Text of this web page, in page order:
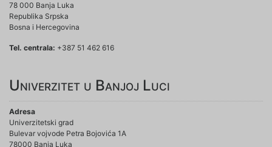
78 000 Banja Luka
Republika Srpska
Bosna i Hercegovina
Tel. centrala: +387 51 462 616
Univerzitet u Banjoj Luci
Adresa
Univerzitetski grad
Bulevar vojvode Petra Bojovića 1A
78000 Banja Luka